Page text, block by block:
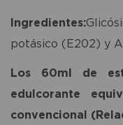
Ingredientes:
potásico (E202) y
Los 60ml de
edulcorante
convencional